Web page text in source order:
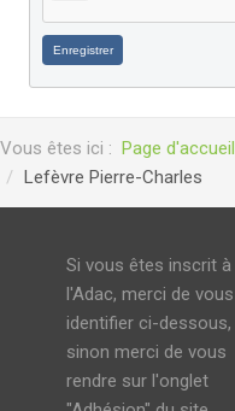
Enregistrer
Vous êtes ici : Page d'accueil
Lefèvre Pierre-Charles
Si vous êtes inscrit à
l'Adac, merci de vous
identifier ci-dessous,
sinon merci de vous
rendre sur l'onglet